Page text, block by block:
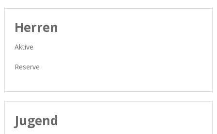
Herren
Aktive
Reserve
Jugend